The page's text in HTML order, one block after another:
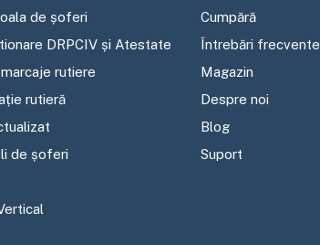
de șoferi
DRPCIV și Atestate
rutiere
rutieră
de șoferi
Cumpără
Întrebări frecvente
Magazin
Despre noi
Blog
Suport